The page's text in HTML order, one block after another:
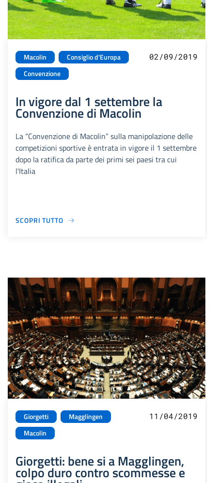
Macolin
Consiglio d'Europa
Convenzione
02/09/2019
In vigore dal 1 settembre la
Convenzione di Macolin
La “Convenzione di Macolin” sulla manipolazione delle
competizioni sportive è entrata in vigore il 1 settembre
dopo la ratifica da parte dei primi sei paesi tra cui
l'Italia
SCOPRI TUTTO
Giorgetti
Magglingen
Macolin
11/04/2019
Giorgetti: bene si a Magglingen,
colpo duro contro scommesse e